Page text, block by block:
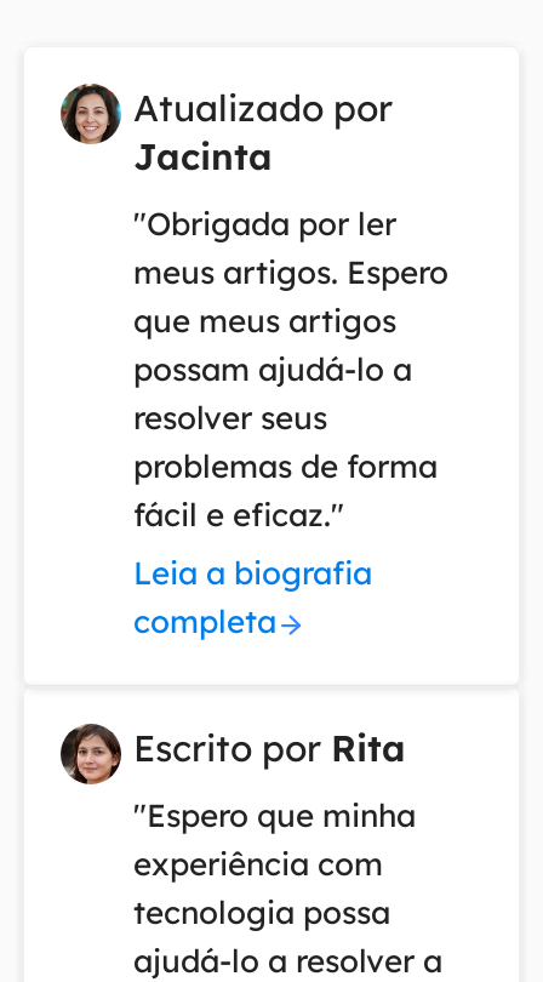
Atualizado por
Jacinta
"Obrigada por ler
meus artigos. Espero
que meus artigos
possam ajudá-lo a
resolver seus
problemas de forma
fácil e eficaz."
Leia a biografia
completa
Escrito por Rita
"Espero que minha
experiência com
tecnologia possa
ajudá-lo a resolver a